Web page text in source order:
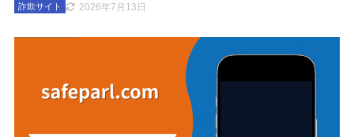
2026年7月13日
詐欺サイト